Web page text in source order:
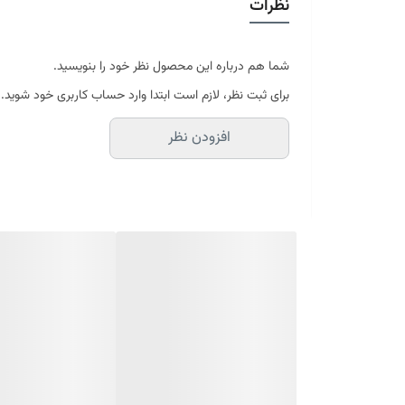
موجود در سایز بندی : 4 ، 6 ، 9 ، 12 متری ( قابل سفارش در ابعاد دلخواه-سایز غیر استاندارد)
ابعاد 6 متری : 200*300 سانتیمتر
ابعاد 9 متری : 250*350 سانتیمتر
ابعاد 12 متری : 300*400 سانتیمتر
ارسال کالای خواب متین تا کمتر از 30 روز کاری آینده
نظرات
شما هم درباره این محصول نظر خود را بنویسید.
برای ثبت نظر، لازم است ابتدا وارد حساب کاربری خود شوید.
افزودن نظر